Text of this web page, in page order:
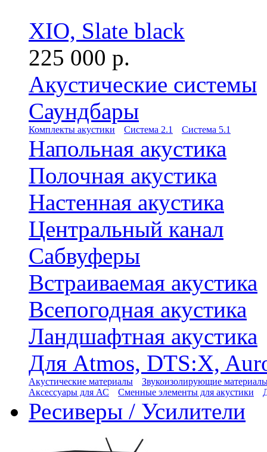
XIO, Slate black
225 000 р.
Акустические системы
Саундбары
Комплекты акустики Система 2.1 Система 5.1
Напольная акустика
Полочная акустика
Настенная акустика
Центральный канал
Сабвуферы
Встраиваемая акустика
Всепогодная акустика
Ландшафтная акустика
Для Atmos, DTS:X,
Акустические материалы
Звукоизолирующие
Аксессуары для АС
Сменные элементы для акустики
Ресиверы / Усилители